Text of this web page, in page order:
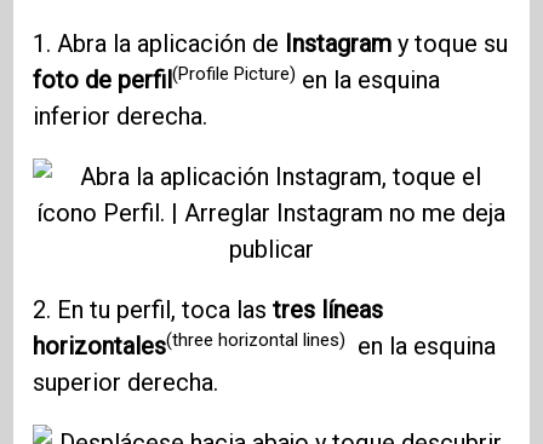
1. Abra la aplicación de Instagram y toque su
foto de perfil(Profile Picture) en la esquina
inferior derecha.
2. En tu perfil, toca lastres líneas
horizontales(three horizontal lines)
en la esquina
superior derecha.